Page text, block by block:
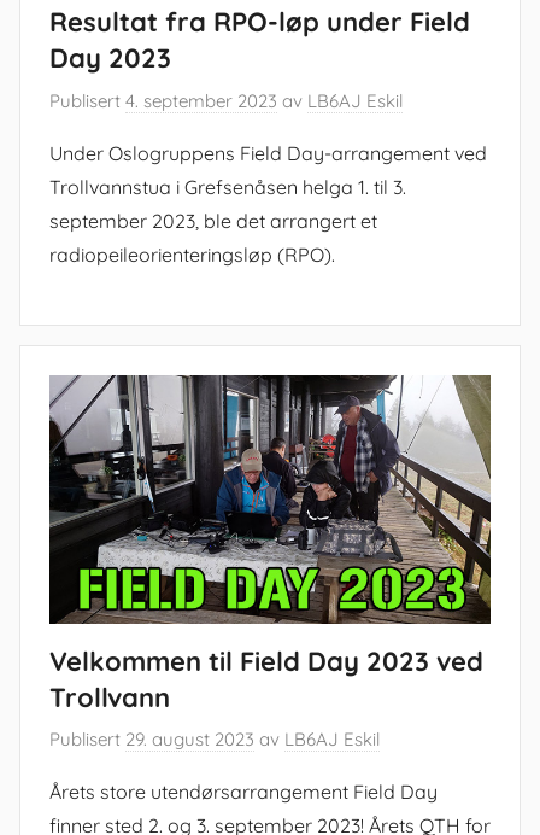
Resultat fra RPO-løp under Field
Day 2023
Publisert 4. september 2023 av LB6AJ Eskil
Under Oslogruppens Field Day-arrangement ved
Trollvannstua i Grefsenåsen helga 1. til 3.
september 2023, ble det arrangert et
radiopeileorienteringsløp (RPO).
Velkommen til Field Day 2023 ved
Trollvann
Publisert 29. august 2023 av LB6AJ Eskil
Årets store utendørsarrangement Field Day
finner sted 2. og 3. september 2023! Årets QTH for